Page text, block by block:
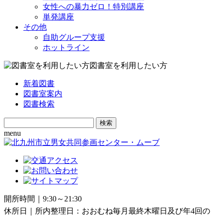
女性への暴力ゼロ！特別講座
単発講座
その他
自助グループ支援
ホットライン
図書室を利用したい方
新着図書
図書室案内
図書検索
Search
for:
menu
開所時間｜9:30～21:30
休所日｜所内整理日：おおむね毎月最終木曜日及び年4回の